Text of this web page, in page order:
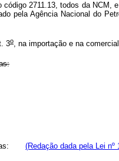
2711.13, todos da
pela Agência Nacional
3o , na importação e na
(Redação dada pela Lei nº